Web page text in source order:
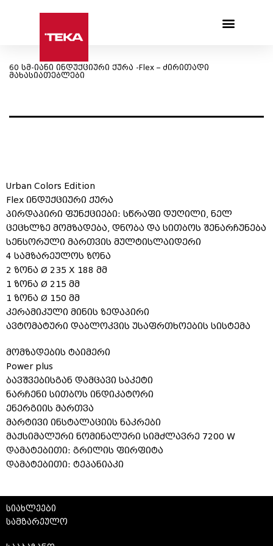
60 სმ-იანი ინდუქციური ქურა -Flex – ძირითადი
მახასიათებლები
Urban Colors Edition
Flex ინდუქციური ქურა
პირდაპირი ფუნქციები: სწრაფი დუღილი, ნელ
ცეცხლზე მომზადება, დნობა და სითბოს შენარჩუნება
სენსორული მართვის მულტისლაიდერი
4 სამზარეულოს ზონა
2 ზონა Ø 235 X 188 მმ
1 ზონა Ø 215 მმ
1 ზონა Ø 150 მმ
კერამიკული მინის ზედაპირი
ავტომატური დაბლოკვის უსაფრთხოების სისტემა
მომზადების ტაიმერი
Power plus
ბავშვებისგან დამცავი საკეტი
ნარჩენი სითბოს ინდიკატორი
ენერგიის მართვა
მარტივი ინსტალაციის ნაკრები
მაქსიმალური ნომინალური სიმძლავრე 7200 W
დამატებითი: გრილის ფირფიტა
დამატებითი: ტეპანიაკი
სიახლეები
სამზარეულო